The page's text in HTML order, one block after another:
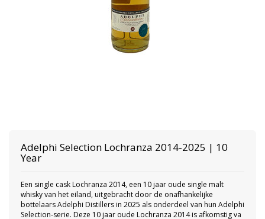
Adelphi Selection Lochranza 2014-2025 | 10
Year
Een single cask Lochranza 2014, een 10 jaar oude single malt
whisky van het eiland, uitgebracht door de onafhankelijke
bottelaars Adelphi Distillers in 2025 als onderdeel van hun Adelphi
Selection-serie. Deze 10 jaar oude Lochranza 2014 is afkomstig va